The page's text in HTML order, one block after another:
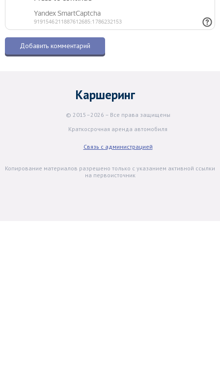
Каршеринг
© 2015–2026 – Все права защищены
Краткосрочная аренда автомобиля
Связь с администрацией
Копирование материалов разрешено только с указанием активной ссылки
на первоисточник